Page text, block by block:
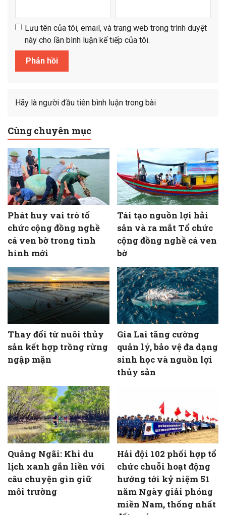
Lưu tên của tôi, email, và trang web trong trình duyệt
này cho lần bình luận kế tiếp của tôi.
Hãy là người đầu tiên bình luận trong bài
Cùng chuyên mục
Phát huy vai trò tổ
chức cộng đồng nghề
cá ven bờ trong tình
hình mới
Tái tạo nguồn lợi hải
sản và ra mắt Tổ chức
cộng đồng nghề cá ven
bờ
Thay đổi từ nuôi thủy
sản kết hợp trồng rừng
ngập mặn
Gia Lai tăng cường
quản lý, bảo vệ đa dạng
sinh học và nguồn lợi
thủy sản
Quảng Ngãi: Khi du
lịch xanh gắn liền với
câu chuyện gìn giữ
môi trường
Hải đội 102 phối hợp tổ
chức chuỗi hoạt động
hướng tới kỷ niệm 51
năm Ngày giải phóng
miền Nam, thống nhất